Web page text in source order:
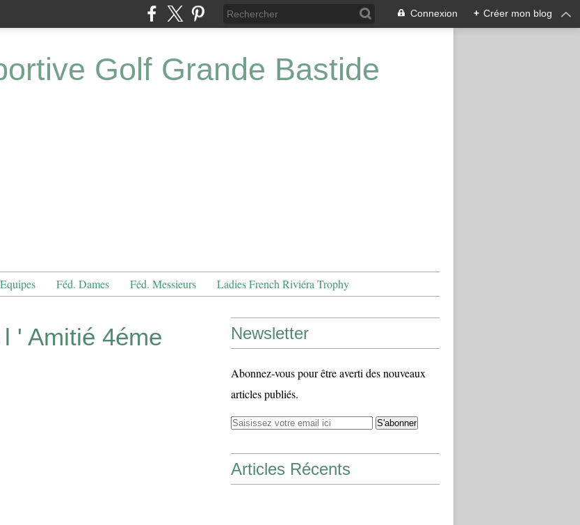
Connexion + Créer mon blog
Golf Grande Bastide
Féd. Dames Féd. Messieurs Ladies French Riviéra Trophy
' Amitié 4éme
Newsletter
Abonnez-vous pour être averti des nouveaux
articles publiés.
Articles Récents